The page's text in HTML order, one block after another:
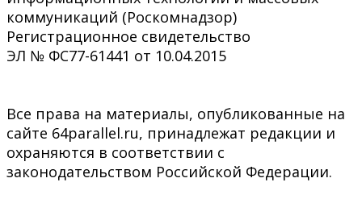
коммуникаций (Роскомнадзор)
Регистрационное свидетельство
ЭЛ № ФС77-61441 от 10.04.2015
Все права на материалы, опубликованные на
сайте 64parallel.ru, принадлежат редакции и
охраняются в соответствии с
законодательством Российской Федерации.